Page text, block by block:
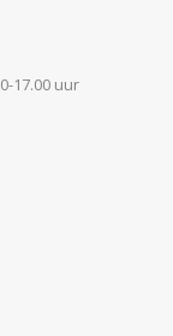
17.00 uur